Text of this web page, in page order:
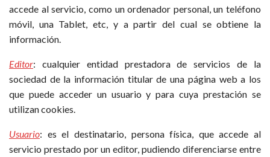
accede al servicio, como un ordenador personal, un teléfono
móvil, una Tablet, etc, y a partir del cual se obtiene la
información.
Editor: cualquier entidad prestadora de servicios de la
sociedad de la información titular de una página web a los
que puede acceder un usuario y para cuya prestación se
utilizan cookies.
Usuario: es el destinatario, persona física, que accede al
servicio prestado por un editor, pudiendo diferenciarse entre